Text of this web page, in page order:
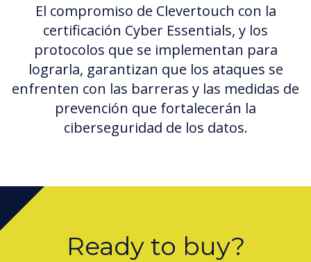
El compromiso de Clevertouch con la
certificación Cyber Essentials, y los
protocolos que se implementan para
lograrla, garantizan que los ataques se
enfrenten con las barreras y las medidas de
prevención que fortalecerán la
ciberseguridad de los datos.
Ready to buy?